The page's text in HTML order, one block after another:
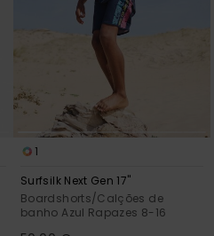
1
Surfsilk Next Gen 17"
Boardshorts/Calções de
banho Azul Rapazes 8-16